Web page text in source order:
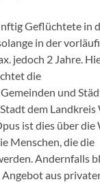
Geflüchtete in
in der
jedoch 2 Jahre.
die
und
dem
ist dies über
Menschen, die die
Andernfalls
aus